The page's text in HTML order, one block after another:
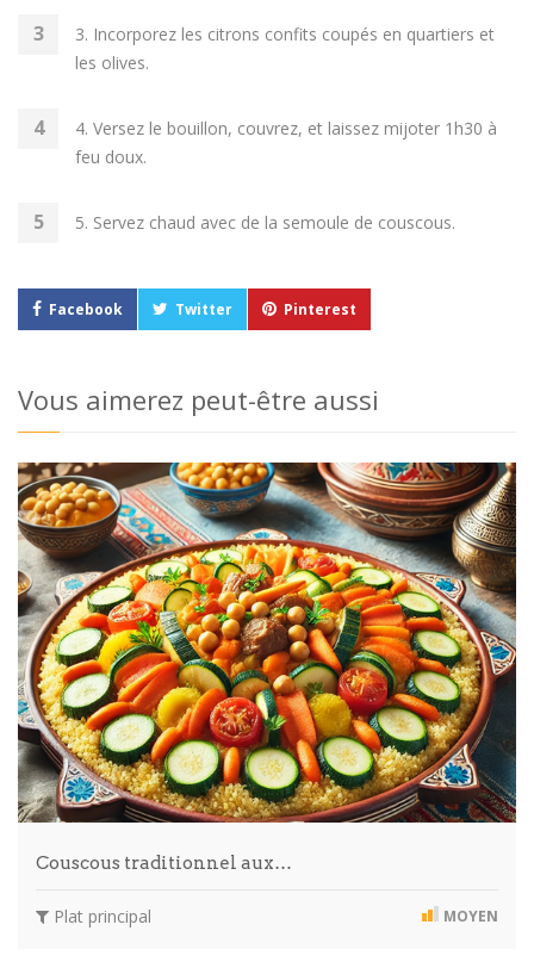
3. Incorporez les citrons confits coupés en quartiers et
les olives.
4. Versez le bouillon, couvrez, et laissez mijoter 1h30 à
feu doux.
5. Servez chaud avec de la semoule de couscous.
Facebook Twitter Pinterest
Vous aimerez peut-être aussi
Couscous traditionnel aux…
Plat principal MOYEN